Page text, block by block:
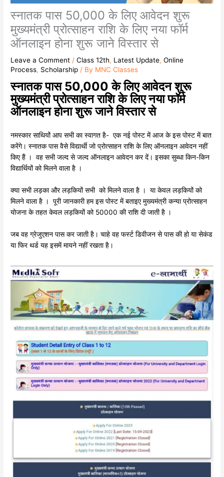
स्नातक पास 50,000 के लिए आवेदन शुरू
मुख्यमंत्री प्रोत्साहन राशि के लिए नया फॉर्म
ऑनलाइन होना शुरू जाने विस्तार से
Leave a Comment /Class 12th, Latest Update,Online
Process, Scholarship / By MNC Classes
स्नातक पास 50,000 के लिए आवेदन शुरू
मुख्यमंत्री प्रोत्साहन राशि के लिए नया फॉर्म
ऑनलाइन होना शुरू जाने विस्तार से
नमस्कार साथियों आप सभी का स्वागत है- एक नई पोस्ट में आज के इस पोस्ट में बात
करेंगे। स्नातक पास वैसे विद्यार्थी जो प्रोत्साहन राशि के लिए ऑनलाइन आवेदन नहीं
किए हैं । वह सभी जल्द से जल्द ऑनलाइन आवेदन कर दें। इसका सुब्धा किन-किन
विद्यार्थियों को मिलने वाला है ।
क्या सभी लड़का और लड़कियों सभी को मिलने वाला है । या केवल लड़कियों को
मिलने वाला है । पूरी जानकारी हम इस पोस्ट में बताइए मुख्यमंत्री कन्या प्रोत्साहन
योजना के तहत केवल लड़कियों को 50000 की राशि दी जाती है ।
जब वह ग्रेजुएशन पास कर जाती है। चाहे वह फर्स्ट डिवीजन से पास की हो या सेकंड
या फिर थर्ड यह इसमें मायने नहीं रखता है।